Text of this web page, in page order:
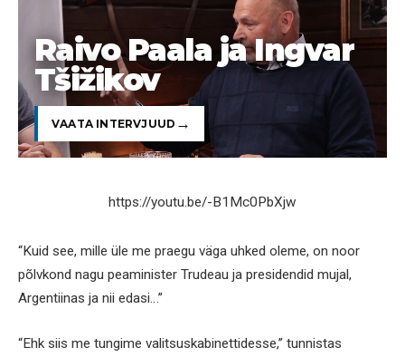
Raivo Paala ja Ingvar
Tšižikov
VAATA INTERVJUUD
https://youtu.be/-B1Mc0PbXjw
“Kuid see, mille üle me praegu väga uhked oleme, on noor
põlvkond nagu peaminister Trudeau ja presidendid mujal,
Argentiinas ja nii edasi…”
“Ehk siis me tungime valitsuskabinettidesse,” tunnistas